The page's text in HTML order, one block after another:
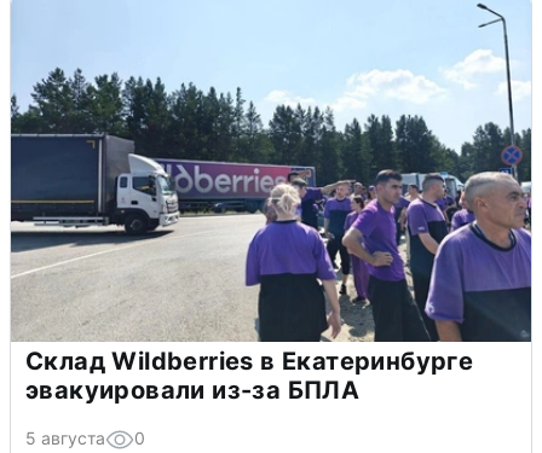
Склад Wildberries в Екатеринбурге
эвакуировали из-за БПЛА
5 августа 0